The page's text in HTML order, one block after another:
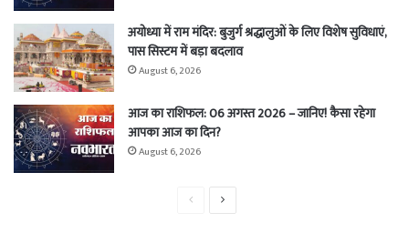
अयोध्या में राम मंदिर: बुजुर्ग श्रद्धालुओं के लिए विशेष सुविधाएं,
पास सिस्टम में बड़ा बदलाव
August 6, 2026
आज का राशिफल: 06 अगस्त 2026 – जानिए! कैसा रहेगा
आपका आज का दिन?
August 6, 2026
PreviousNext